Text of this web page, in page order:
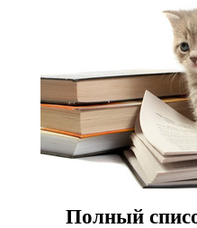
Полный